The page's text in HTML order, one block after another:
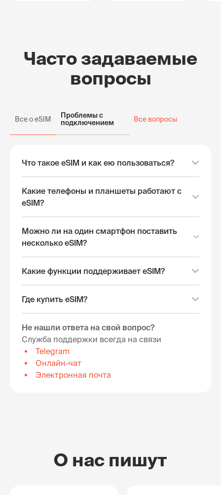
Часто задаваемые
вопросы
Все о eSIM
Проблемы с
подключением
Все вопросы
Что такое eSIM и как ею пользоваться?
Какие телефоны и планшеты работают с
eSIM?
Можно ли на один смартфон поставить
несколько eSIM?
Какие функции поддерживает eSIM?
Где купить eSIM?
Не нашли ответа на свой вопрос?
Служба поддержки всегда на связи
Telegram
Онлайн-чат
Электронная почта
О нас пишут